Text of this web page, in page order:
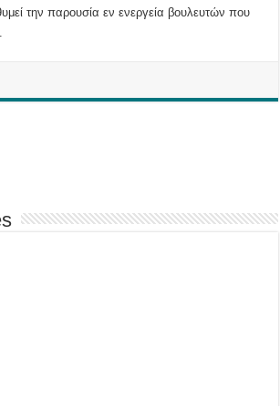
την παρουσία εν ενεργεία βουλευτών που